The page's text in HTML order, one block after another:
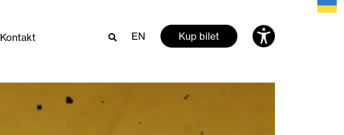
Kontakt EN Kup bilet